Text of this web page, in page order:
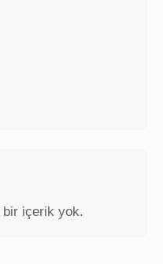
bir içerik yok.